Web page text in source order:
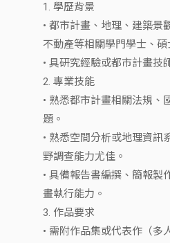
1. 學歷背景
• 都市計畫、地理、建築景
不動產等相關學門學士、碩
• 具研究經驗或都市計畫技
2. 專業技能
• 熟悉都市計畫相關法規、
題。
• 熟悉空間分析或地理資訊
野調查能力尤佳。
• 具備報告書編撰、簡報製
畫執行能力。
3. 作品要求
• 需附作品集或代表作（多